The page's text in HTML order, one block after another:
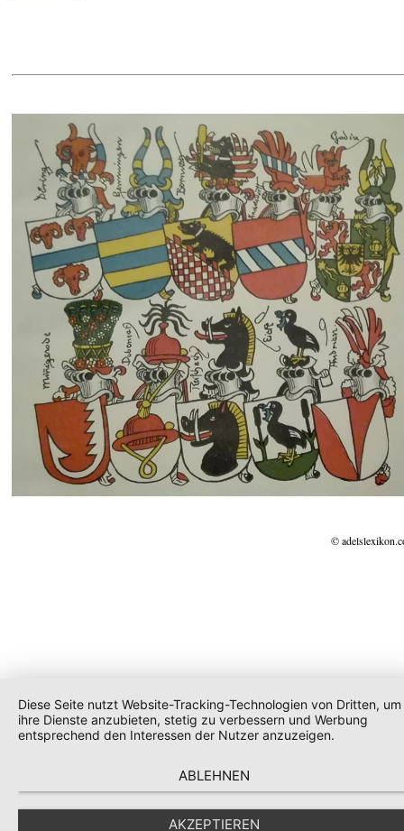
©
Diese Seite nutzt Website-Tracking-Technologien von Dritten, um
ihre Dienste anzubieten, stetig zu verbessern und Werbung
entsprechend den Interessen der Nutzer anzuzeigen.
ABLEHNEN
AKZEPTIEREN